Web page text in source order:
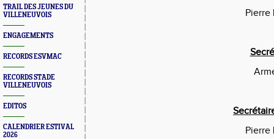
TRAIL DES JEUNES DU
VILLENEUVOIS
ENGAGEMENTS
RECORDS ESVMAC
RECORDS STADE
VILLENEUVOIS
EDITOS
CALENDRIER ESTIVAL
2026
Pierre
Pierre